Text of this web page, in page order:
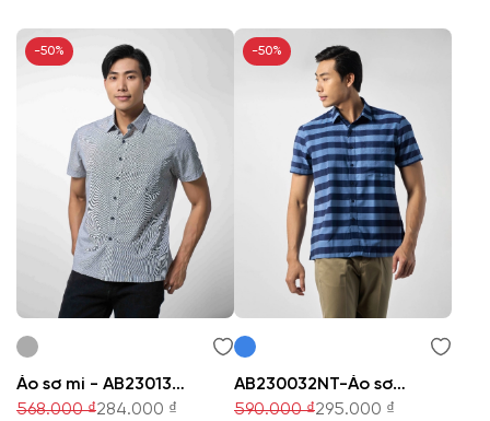
Tạo
khoản
Áo sơ mi - AB230137NT
284.000 ₫
-50%
568.000 ₫
AB230032NT-Áo sơ mi nam
295.000 ₫
-50%
590.000 ₫